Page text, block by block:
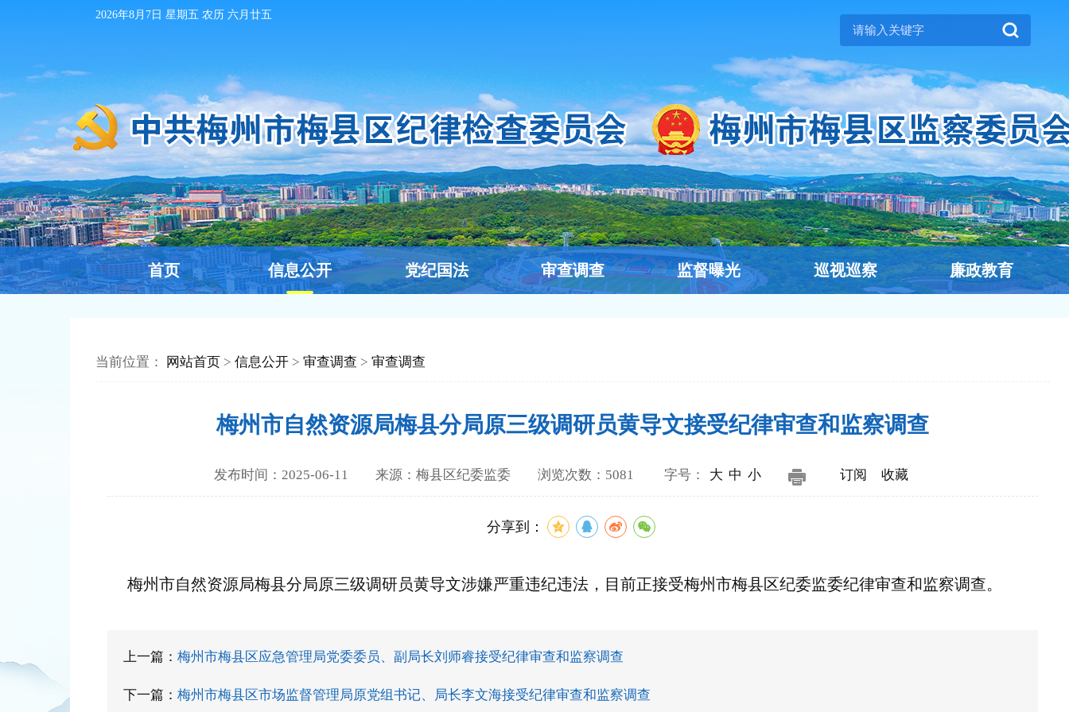
2026年8月7日 星期五 农历 六月廿五
首页 信息公开 党纪国法 审查调查 监督曝光 巡视巡察 廉政教育
当前位置： 网站首页 > 信息公开 > 审查调查 > 审查调查
梅州市自然资源局梅县分局原三级调研员黄导文接受纪律审查和监察调查
发布时间：2025-06-11 来源：梅县区纪委监委 浏览次数：5081 字号： 大 中 小 订阅 收藏
分享到：
梅州市自然资源局梅县分局原三级调研员黄导文涉嫌严重违纪违法，目前正接受梅州市梅县区纪委监委纪律审查和监察调查。
上一篇： 梅州市梅县区应急管理局党委委员、副局长刘师睿接受纪律审查和监察调查
下一篇： 梅州市梅县区市场监督管理局原党组书记、局长李文海接受纪律审查和监察调查